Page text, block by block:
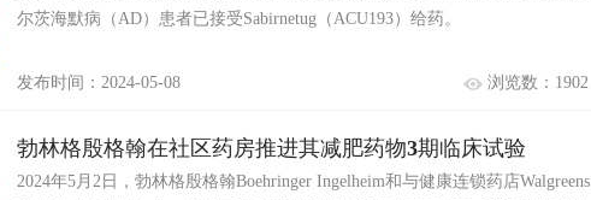
尔茨海默病（AD）患者已接受Sabirnetug（ACU193）给药。
发布时间：2024-05-08 浏览数：1902
勃林格殷格翰在社区药房推进其减肥药物3期临床试验
2024年5月2日，勃林格殷格翰Boehringer Ingelheim和与健康连锁药店Walgreens